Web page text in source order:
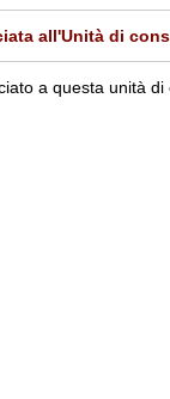
all'Unità di
a questa unità